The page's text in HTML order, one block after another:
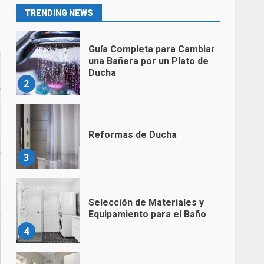
TRENDING NEWS
1
2
Guía Completa para Cambiar
una Bañera por un Plato de
Ducha
3
Reformas de Ducha
4
Selección de Materiales y
Equipamiento para el Baño